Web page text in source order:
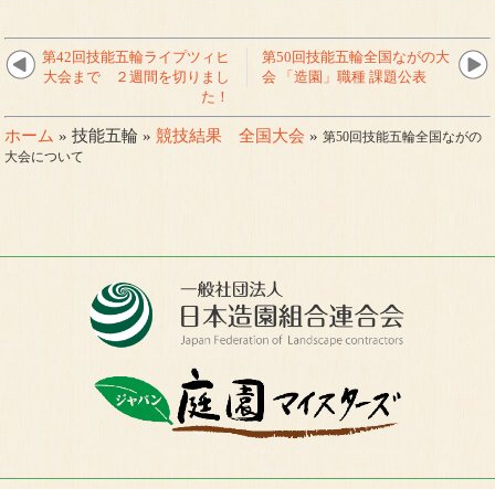
第42回技能五輪ライプツィヒ
大会まで ２週間を切りまし
た！
第50回技能五輪全国ながの大
会 「造園」職種 課題公表
ホーム » 技能五輪 »競技結果 全国大会 »第50回技能五輪全国ながの
大会について